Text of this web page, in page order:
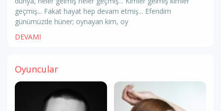
geçmiş... Fakat hayat hep devam etmiş... Efendim
günümüzde hüner; oynayan kim, oy
DEVAMI
Oyuncular